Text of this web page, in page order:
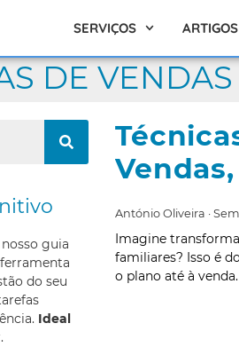
SERVIÇOS ARTIGOS
DE VENDAS
guia
do seu
Ideal
António Oliveira
Imagine
familiares? Isso é
o plano até à